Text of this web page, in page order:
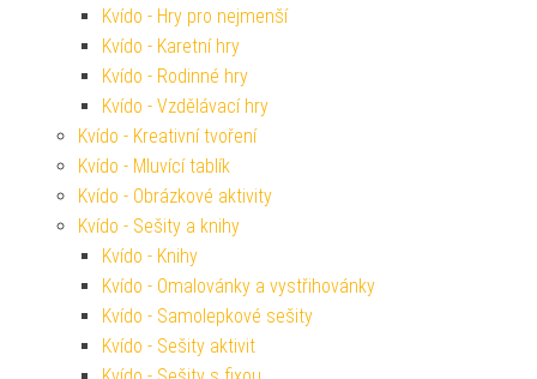
Kvído - Hry pro nejmenší
Kvído - Karetní hry
Kvído - Rodinné hry
Kvído - Vzdělávací hry
Kvído - Kreativní tvoření
Kvído - Mluvící tablík
Kvído - Obrázkové aktivity
Kvído - Sešity a knihy
Kvído - Knihy
Kvído - Omalovánky a vystřihovánky
Kvído - Samolepkové sešity
Kvído - Sešity aktivit